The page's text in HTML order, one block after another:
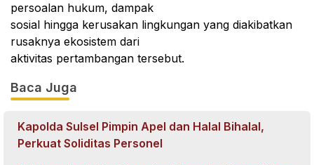
persoalan hukum, dampak
sosial hingga kerusakan lingkungan yang diakibatkan
rusaknya ekosistem dari
aktivitas pertambangan tersebut.
Baca Juga
Kapolda Sulsel Pimpin Apel dan Halal Bihalal,
Perkuat Soliditas Personel